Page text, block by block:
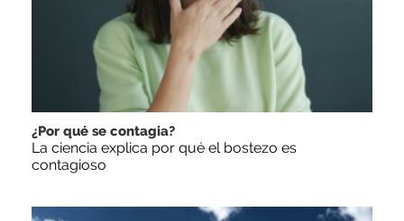
¿Por qué se contagia?
La ciencia explica por qué el bostezo es
contagioso